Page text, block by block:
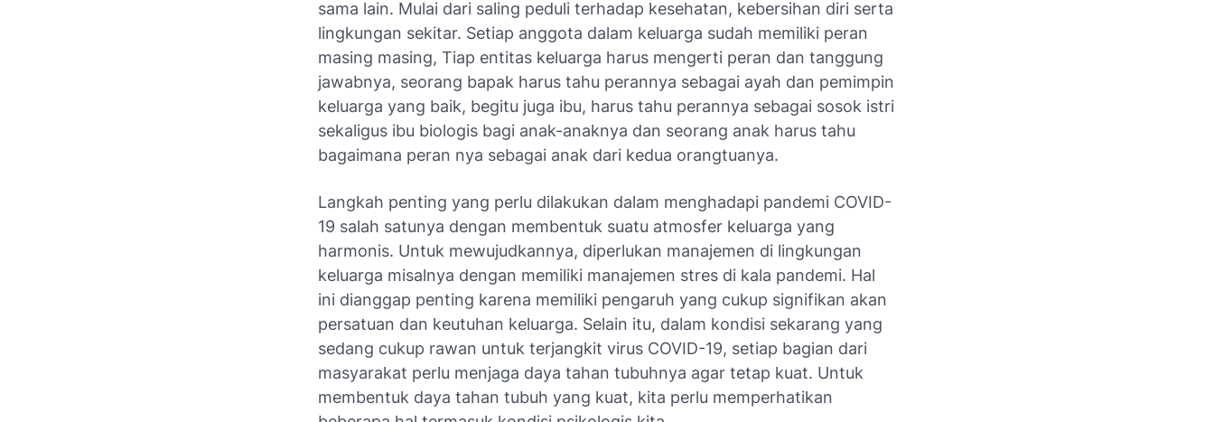
sama lain. Mulai dari saling peduli terhadap kesehatan, kebersihan diri serta
lingkungan sekitar. Setiap anggota dalam keluarga sudah memiliki peran
masing masing, Tiap entitas keluarga harus mengerti peran dan tanggung
jawabnya, seorang bapak harus tahu perannya sebagai ayah dan pemimpin
keluarga yang baik, begitu juga ibu, harus tahu perannya sebagai sosok istri
sekaligus ibu biologis bagi anak-anaknya dan seorang anak harus tahu
bagaimana peran nya sebagai anak dari kedua orangtuanya.
Langkah penting yang perlu dilakukan dalam menghadapi pandemi COVID-
19 salah satunya dengan membentuk suatu atmosfer keluarga yang
harmonis. Untuk mewujudkannya, diperlukan manajemen di lingkungan
keluarga misalnya dengan memiliki manajemen stres di kala pandemi. Hal
ini dianggap penting karena memiliki pengaruh yang cukup signifikan akan
persatuan dan keutuhan keluarga. Selain itu, dalam kondisi sekarang yang
sedang cukup rawan untuk terjangkit virus COVID-19, setiap bagian dari
masyarakat perlu menjaga daya tahan tubuhnya agar tetap kuat. Untuk
membentuk daya tahan tubuh yang kuat, kita perlu memperhatikan